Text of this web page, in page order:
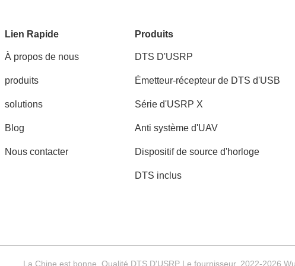
Lien Rapide
À propos de nous
produits
solutions
Blog
Nous contacter
Produits
DTS D'USRP
Émetteur-récepteur de DTS d'USB
Série d'USRP X
Anti système d'UAV
Dispositif de source d'horloge
DTS inclus
La Chine est bonne. Qualité DTS D'USRP Le fournisseur. 2022-2026